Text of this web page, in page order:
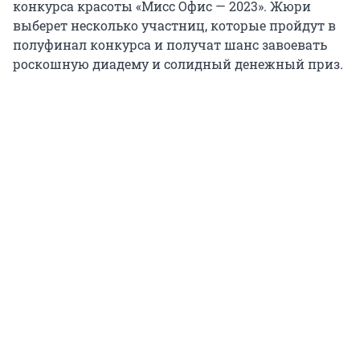
конкурса красоты «Мисс Офис — 2023». Жюри
выберет несколько участниц, которые пройдут в
полуфинал конкурса и получат шанс завоевать
роскошную диадему и солидный денежный приз.